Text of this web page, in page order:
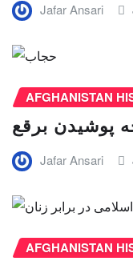
Jafar Ansari
AFGHANISTAN
پوشیدن برقع
Jafar Ansari
AFGHANISTAN